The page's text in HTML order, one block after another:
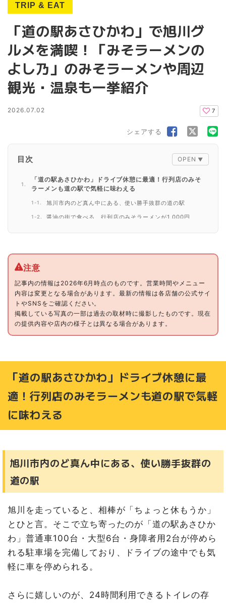
TRIP & EAT
「道の駅あさひかわ」で旭川グ
ルメを満喫！「みそラーメンの
よし乃」のみそラーメンや周辺
観光・温泉も一挙紹介
2026.07.02 7
シェアする
目次
「道の駅あさひかわ」ドライブ休憩に最適！行列店のみそ
ラーメンも道の駅で気軽に味わえる
旭川市内のど真ん中にある、使い勝手抜群の道の駅
醤油の街で食べる、行列店のみそラーメンが1,000円
道の駅を拠点に旭川をまるごと楽しめる
記事内の情報は2026年6月時点のものです。営業時間やメニュー
内容は変更となる場合があります。最新の情報は各店舗の公式サイ
トやSNSをご確認ください。
掲載している写真の一部は過去の取材時に撮影したものです。現在
の提供内容や店内の様子とは異なる場合があります。
「道の駅あさひかわ」ドライブ休憩に最
適！行列店のみそラーメンも道の駅で気軽
に味わえる
旭川市内のど真ん中にある、使い勝手抜群の
道の駅
旭川を走っていると、相棒が「ちょっと休もうか」
とひと言。そこで立ち寄ったのが「道の駅あさひか
わ」普通車100台・大型6台・身障者用2台が停めら
れる駐車場を完備しており、ドライブの途中でも気
軽に車を停められる。
さらに嬉しいのが、24時間利用できるトイレの存